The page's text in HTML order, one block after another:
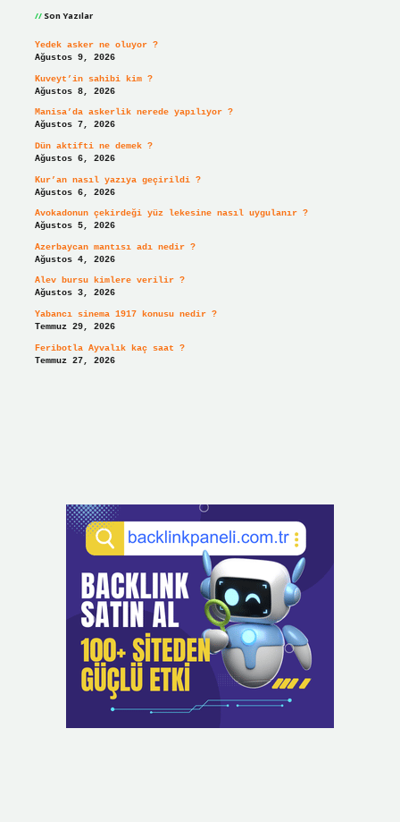
Son Yazılar
Yedek asker ne oluyor ?
Ağustos 9, 2026
Kuveyt’in sahibi kim ?
Ağustos 8, 2026
Manisa’da askerlik nerede yapılıyor ?
Ağustos 7, 2026
Dün aktifti ne demek ?
Ağustos 6, 2026
Kur’an nasıl yazıya geçirildi ?
Ağustos 6, 2026
Avokadonun çekirdeği yüz lekesine nasıl uygulanır ?
Ağustos 5, 2026
Azerbaycan mantısı adı nedir ?
Ağustos 4, 2026
Alev bursu kimlere verilir ?
Ağustos 3, 2026
Yabancı sinema 1917 konusu nedir ?
Temmuz 29, 2026
Feribotla Ayvalık kaç saat ?
Temmuz 27, 2026